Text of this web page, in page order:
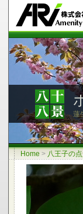
蓮
Home > 八王子の